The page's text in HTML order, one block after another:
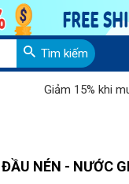
Tìm kiếm
Giảm 15% khi mua
NÉN - NƯỚC